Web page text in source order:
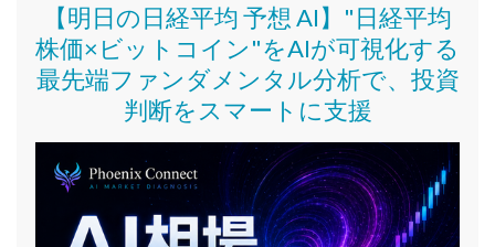
【明日の日経平均 予想 AI】"日経平均
株価×ビットコイン"をAIが可視化する
最先端ファンダメンタル分析で、投資
判断をスマートに支援